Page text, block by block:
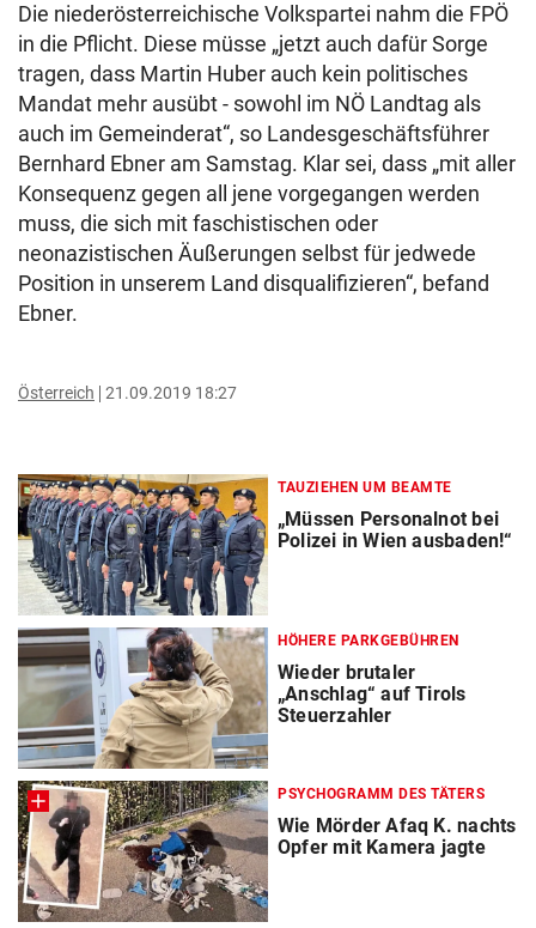
Die niederösterreichische Volkspartei nahm die FPÖ
in die Pflicht. Diese müsse „jetzt auch dafür Sorge
tragen, dass Martin Huber auch kein politisches
Mandat mehr ausübt - sowohl im NÖ Landtag als
auch im Gemeinderat“, so Landesgeschäftsführer
Bernhard Ebner am Samstag. Klar sei, dass „mit aller
Konsequenz gegen all jene vorgegangen werden
muss, die sich mit faschistischen oder
neonazistischen Äußerungen selbst für jedwede
Position in unserem Land disqualifizieren“, befand
Ebner.
Österreich 21.09.2019 18:27
TAUZIEHEN UM BEAMTE
„Müssen Personalnot bei
Polizei in Wien ausbaden!“
HÖHERE PARKGEBÜHREN
Wieder brutaler
„Anschlag“ auf Tirols
Steuerzahler
PSYCHOGRAMM DES TÄTERS
Wie Mörder Afaq K. nachts
Opfer mit Kamera jagte